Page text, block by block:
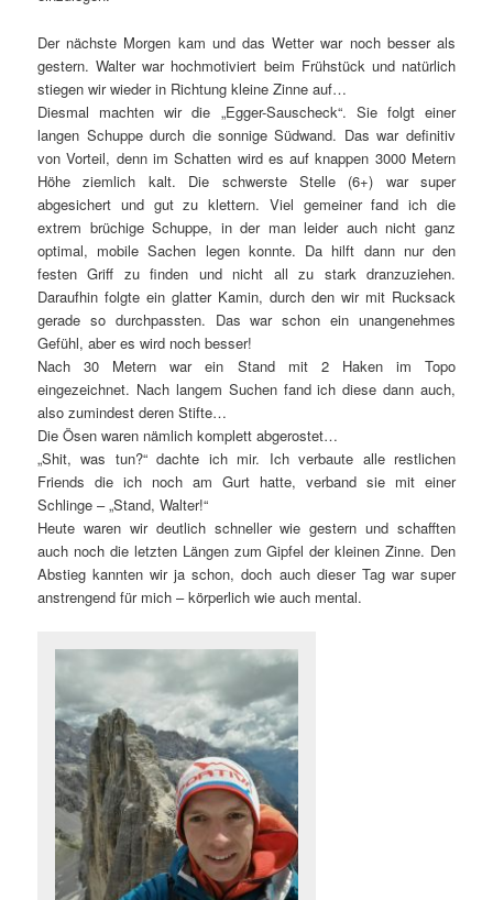
Der nächste Morgen kam und das Wetter war noch besser als
gestern. Walter war hochmotiviert beim Frühstück und natürlich
stiegen wir wieder in Richtung kleine Zinne auf…
Diesmal machten wir die „Egger-Sauscheck“. Sie folgt einer
langen Schuppe durch die sonnige Südwand. Das war definitiv
von Vorteil, denn im Schatten wird es auf knappen 3000 Metern
Höhe ziemlich kalt. Die schwerste Stelle (6+) war super
abgesichert und gut zu klettern. Viel gemeiner fand ich die
extrem brüchige Schuppe, in der man leider auch nicht ganz
optimal, mobile Sachen legen konnte. Da hilft dann nur den
festen Griff zu finden und nicht all zu stark dranzuziehen.
Daraufhin folgte ein glatter Kamin, durch den wir mit Rucksack
gerade so durchpassten. Das war schon ein unangenehmes
Gefühl, aber es wird noch besser!
Nach 30 Metern war ein Stand mit 2 Haken im Topo
eingezeichnet. Nach langem Suchen fand ich diese dann auch,
also zumindest deren Stifte…
Die Ösen waren nämlich komplett abgerostet…
„Shit, was tun?“ dachte ich mir. Ich verbaute alle restlichen
Friends die ich noch am Gurt hatte, verband sie mit einer
Schlinge – „Stand, Walter!“
Heute waren wir deutlich schneller wie gestern und schafften
auch noch die letzten Längen zum Gipfel der kleinen Zinne. Den
Abstieg kannten wir ja schon, doch auch dieser Tag war super
anstrengend für mich – körperlich wie auch mental.